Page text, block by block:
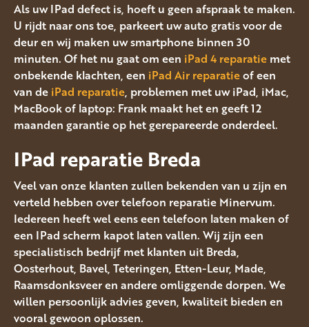
Als uw IPad defect is, hoeft u geen afspraak te maken.
U rijdt naar ons toe, parkeert uw auto gratis voor de
deur en wij maken uw smartphone binnen 30
minuten. Of het nu gaat om een iPad 4 reparatie met
onbekende klachten, een iPad Air reparatieof een
van de iPad reparatie, problemen met uw iPad, iMac,
MacBook of laptop: Frank maakt het en geeft 12
maanden garantie op het gerepareerde onderdeel.
IPad reparatie Breda
Veel van onze klanten zullen bekenden van u zijn en
verteld hebben over telefoon reparatie Minervum.
Iedereen heeft wel eens een telefoon laten maken of
een IPad scherm kapot laten vallen. Wij zijn een
specialistisch bedrijf met klanten uit Breda,
Oosterhout, Bavel, Teteringen, Etten-Leur, Made,
Raamsdonksveer en andere omliggende dorpen. We
willen persoonlijk advies geven, kwaliteit bieden en
vooral gewoon oplossen.